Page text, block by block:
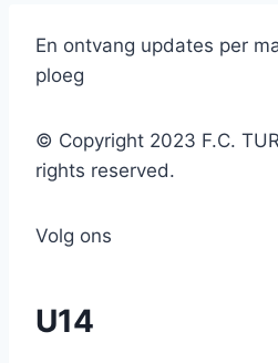
En ontvang updates per
ploeg
© Copyright 2023 F.C.
rights reserved.
Volg ons
U14